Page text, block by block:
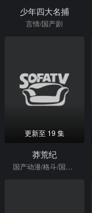
少年四大名捕
言情/国产剧
更新至 19 集
莽荒纪